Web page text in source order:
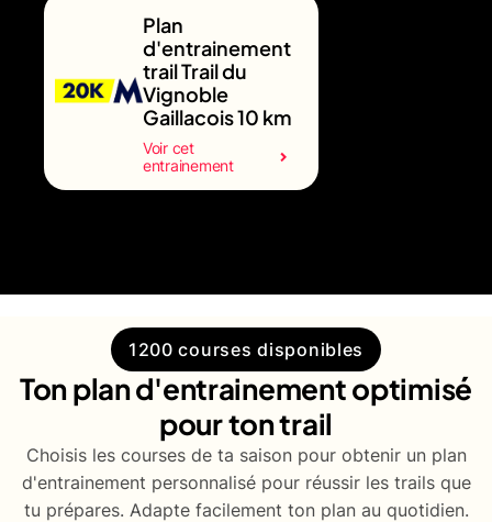
Plan
d'entrainement
trail Trail du
Vignoble
Gaillacois 10 km
Voir cet
entrainement
1200 courses disponibles
Ton plan d'entrainement optimisé
pour ton trail
Choisis les courses de ta saison pour obtenir un plan
d'entrainement personnalisé pour réussir les trails que
tu prépares. Adapte facilement ton plan au quotidien.